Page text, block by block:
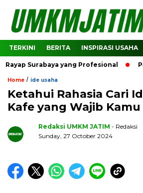
TERKINI BERITA INSPIRASI USAHA
yang Profesional Prediksi
Home / ide usaha
Ketahui Rahasia Cari
Kafe yang Wajib
Redaksi UMKM JATIM - Redaksi
Sunday, 27 October 2024